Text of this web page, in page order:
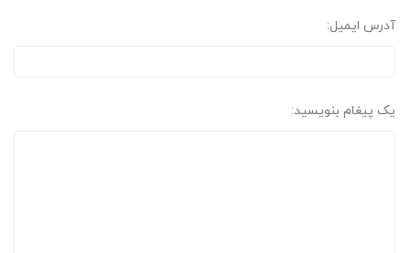
آدرس ایمیل:
یک پیغام بنویسید: